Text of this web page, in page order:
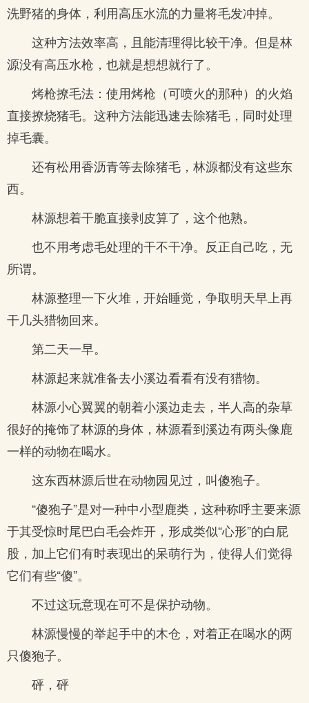
洗野猪的身体，利用高压水流的力量将毛发冲掉。
这种方法效率高，且能清理得比较干净。但是林
源没有高压水枪，也就是想想就行了。
烤枪撩毛法：使用烤枪（可喷火的那种）的火焰
直接撩烧猪毛。这种方法能迅速去除猪毛，同时处理
掉毛囊。
还有松用香沥青等去除猪毛，林源都没有这些东
西。
林源想着干脆直接剥皮算了，这个他熟。
也不用考虑毛处理的干不干净。反正自己吃，无
所谓。
林源整理一下火堆，开始睡觉，争取明天早上再
干几头猎物回来。
第二天一早。
林源起来就准备去小溪边看看有没有猎物。
林源小心翼翼的朝着小溪边走去，半人高的杂草
很好的掩饰了林源的身体，林源看到溪边有两头像鹿
一样的动物在喝水。
这东西林源后世在动物园见过，叫傻狍子。
“傻狍子”是对一种中小型鹿类，这种称呼主要来源
于其受惊时尾巴白毛会炸开，形成类似“心形”的白屁
股，加上它们有时表现出的呆萌行为，使得人们觉得
它们有些“傻”。
不过这玩意现在可不是保护动物。
林源慢慢的举起手中的木仓，对着正在喝水的两
只傻狍子。
砰，砰